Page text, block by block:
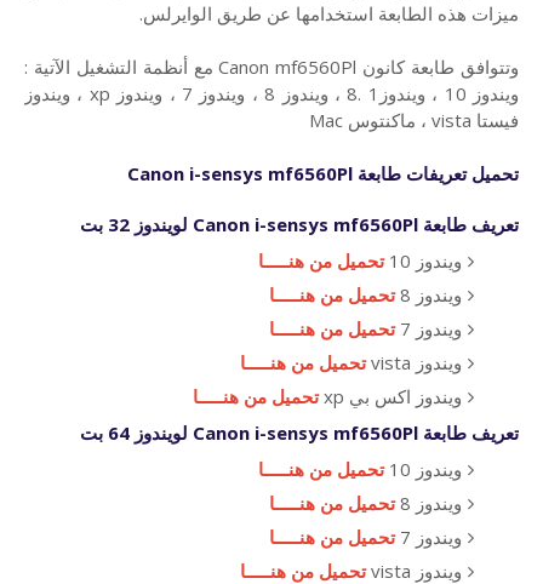
ميزات هذه الطابعة استخدامها عن طريق الوايرلس.
وتتوافق طابعة كانون Canon mf6560Pl مع أنظمة التشغيل الآتية :
ويندوز 10 ، ويندوز1 .8 ، ويندوز 8 ، ويندوز 7 ، ويندوز xp ، ويندوز
فيستا vista ، ماكنتوس Mac
تحميل تعريفات طابعة Canon i-sensys mf6560Pl
تعريف طابعة Canon i-sensys mf6560Pl لويندوز 32 بت
ويندوز 10
تحميل من هنـــــا
ويندوز 8
تحميل من هنـــــا
ويندوز 7
تحميل من هنـــــا
ويندوز vista
تحميل من هنـــــا
ويندوز اكس بي xp
تحميل من هنـــــا
تعريف طابعة Canon i-sensys mf6560Pl لويندوز 64 بت
ويندوز 10
تحميل من هنـــــا
ويندوز 8
تحميل من هنـــــا
ويندوز 7
تحميل من هنـــــا
ويندوز vista
تحميل من هنـــــا